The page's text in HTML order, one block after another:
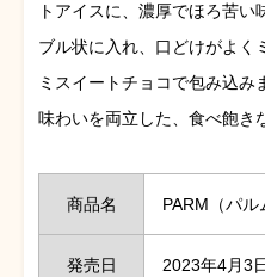
トアイスに、濃厚でほろ苦
ブル状に入れ、口どけがよく
ミスイートチョコで包み込み
味わいを両立した、食べ飽き
商品名 PARM（パル
発売日 2023年4月3